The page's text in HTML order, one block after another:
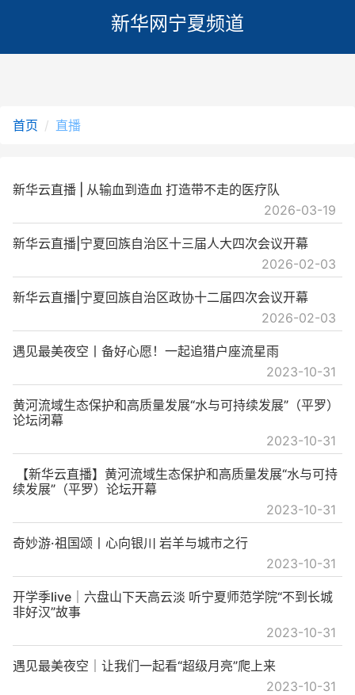
新华网宁夏频道
首页 直播
2026-03-19
新华云直播 | 从输血到造血 打造带不走的医疗队
2026-02-03
新华云直播|宁夏回族自治区十三届人大四次会议开幕
2026-02-03
新华云直播|宁夏回族自治区政协十二届四次会议开幕
2023-10-31
遇见最美夜空丨备好心愿！一起追猎户座流星雨
2023-10-31
黄河流域生态保护和高质量发展“水与可持续发展”（平罗）
论坛闭幕
2023-10-31
【新华云直播】黄河流域生态保护和高质量发展“水与可持
续发展”（平罗）论坛开幕
2023-10-31
奇妙游·祖国颂丨心向银川 岩羊与城市之行
2023-10-31
开学季live｜六盘山下天高云淡 听宁夏师范学院“不到长城
非好汉”故事
2023-10-31
遇见最美夜空｜让我们一起看“超级月亮”爬上来